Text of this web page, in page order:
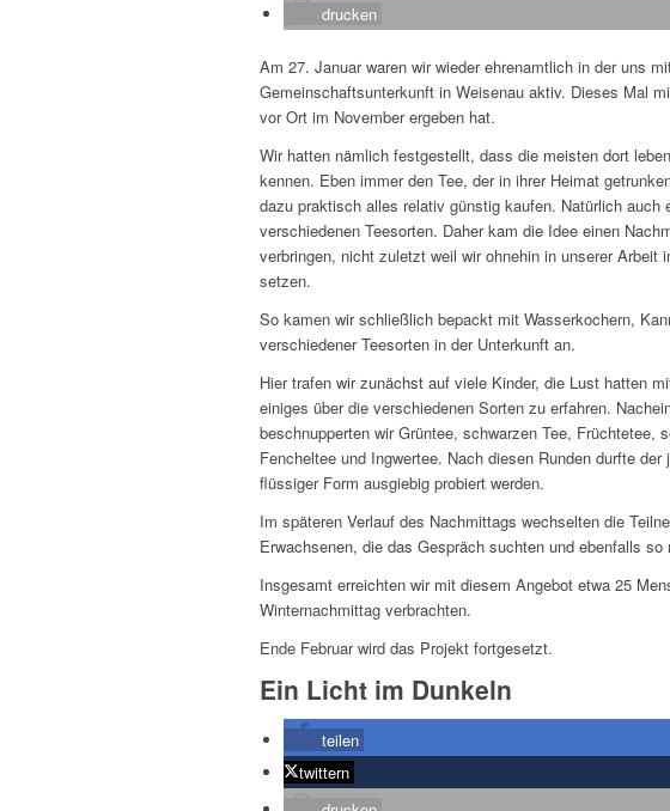
drucken
Am 27. Januar waren wir wieder ehrenamtlich in der uns
Gemeinschaftsunterkunft in Weisenau aktiv. Dieses Mal
vor Ort im November ergeben hat.
Wir hatten nämlich festgestellt, dass die meisten dort
kennen. Eben immer den Tee, der in ihrer Heimat
dazu praktisch alles relativ günstig kaufen. Natürlich auch
verschiedenen Teesorten. Daher kam die Idee einen
verbringen, nicht zuletzt weil wir ohnehin in unserer
setzen.
So kamen wir schließlich bepackt mit Wasserkochern,
verschiedener Teesorten in der Unterkunft an.
Hier trafen wir zunächst auf viele Kinder, die Lust hatten
einiges über die verschiedenen Sorten zu erfahren.
beschnupperten wir Grüntee, schwarzen Tee, Früchtetee,
Fencheltee und Ingwertee. Nach diesen Runden durfte
flüssiger Form ausgiebig probiert werden.
Im späteren Verlauf des Nachmittags wechselten die
Erwachsenen, die das Gespräch suchten und ebenfalls
Insgesamt erreichten wir mit diesem Angebot etwa 25
Winternachmittag verbrachten.
Ende Februar wird das Projekt fortgesetzt.
Ein Licht im Dunkeln
teilen
twittern